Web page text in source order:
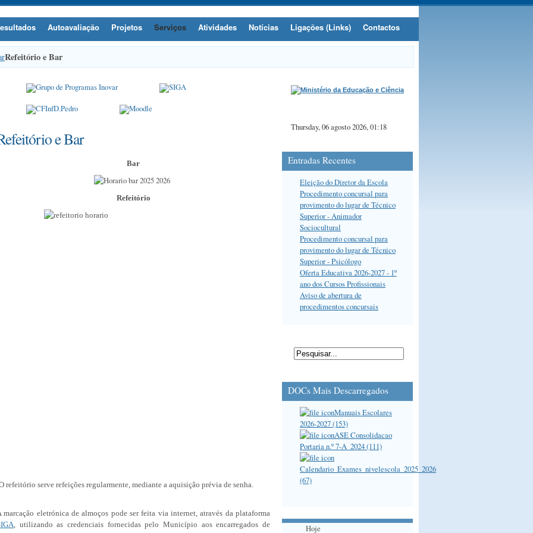
Autoavaliação Projetos Serviços Atividades Notícias Ligações (Links) Contactos
Refeitório e Bar
e Bar
Bar
Refeitório
refeitório serve refeições regularmente, mediante a aquisição prévia de senha.
marcação eletrónica de almoços pode ser feita via internet, através da plataforma
, utilizando as credenciais fornecidas pelo Município aos encarregados de
Thursday, 06 agosto 2026, 01:18
Entradas Recentes
Eleição do Diretor da Escola
Procedimento concursal para
provimento do lugar de Técnico
Superior - Animador
Sociocultural
Procedimento concursal para
provimento do lugar de Técnico
Superior - Psicólogo
Oferta Educativa 2026-2027 - 1º
ano dos Cursos Profissionais
Aviso de abertura de
procedimentos concursais
DOCs Mais Descarregados
Manuais Escolares
2026-2027 (153)
ASE Consolidacao
Portaria n.º 7-A_2024 (111)
Calendario_Exames_nivelescola_2025_2026
(67)
Hoje